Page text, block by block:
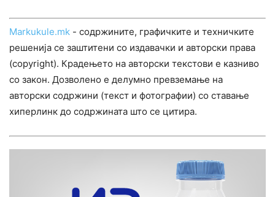
Markukule.mk - содржините, графичките и техничките
решенија се заштитени со издавачки и авторски права
(copyright). Крадењето на авторски текстови е казниво
со закон. Дозволено е делумно превземање на
авторски содржини (текст и фотографии) со ставање
хиперлинк до содржината што се цитира.